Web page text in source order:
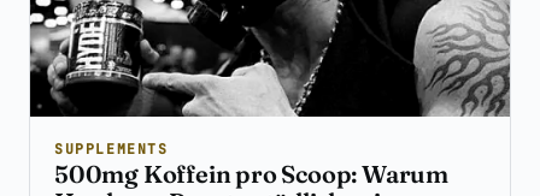
SUPPLEMENTS
500mg Koffein pro Scoop: Warum